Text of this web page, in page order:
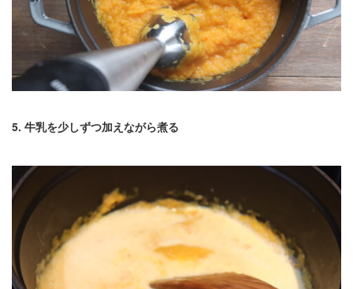
5. 牛乳を少しずつ加えながら煮る